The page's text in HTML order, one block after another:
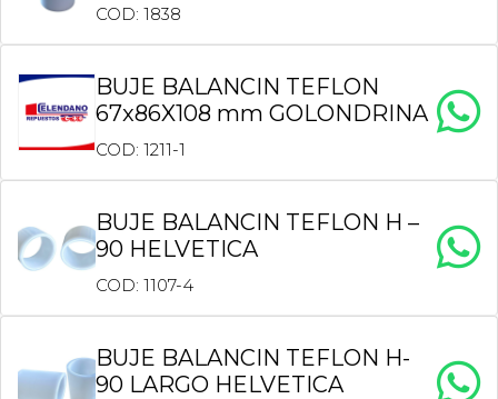
COD: 1838
BUJE BALANCIN TEFLON
67x86X108 mm GOLONDRINA
COD: 1211-1
BUJE BALANCIN TEFLON H –
90 HELVETICA
COD: 1107-4
BUJE BALANCIN TEFLON H-
90 LARGO HELVETICA